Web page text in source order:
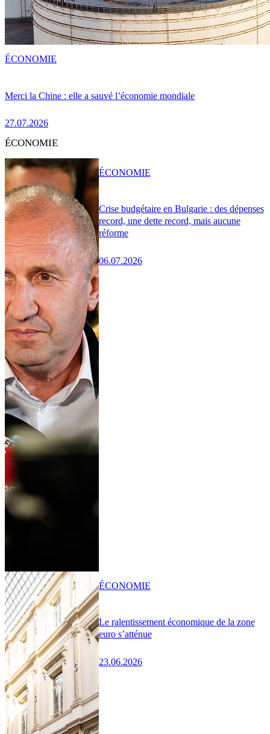
Merci la Chine : elle a sauvé l’économie mondiale
27.07.2026
ÉCONOMIE
ÉCONOMIE
Crise budgétaire en Bulgarie : des dépenses
record, une dette record, mais aucune
réforme
06.07.2026
ÉCONOMIE
Le ralentissement économique de la zone
euro s’atténue
23.06.2026
ÉCONOMIE